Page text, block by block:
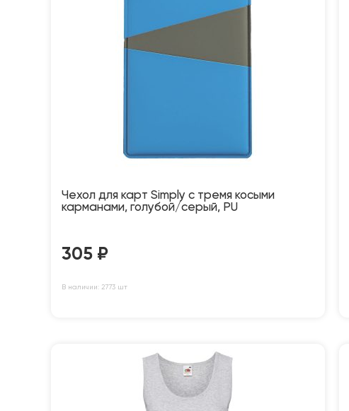
Чехол для карт Simply с тремя косыми
карманами, голубой/серый, PU
305 ₽
В наличии: 2773 шт